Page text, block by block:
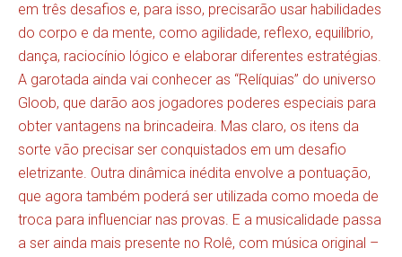
em três desafios e, para isso, precisarão usar habilidades
do corpo e da mente, como agilidade, reflexo, equilíbrio,
dança, raciocínio lógico e elaborar diferentes estratégias.
A garotada ainda vai conhecer as “Relíquias” do universo
Gloob, que darão aos jogadores poderes especiais para
obter vantagens na brincadeira. Mas claro, os itens da
sorte vão precisar ser conquistados em um desafio
eletrizante. Outra dinâmica inédita envolve a pontuação,
que agora também poderá ser utilizada como moeda de
troca para influenciar nas provas. E a musicalidade passa
a ser ainda mais presente no Rolê, com música original –